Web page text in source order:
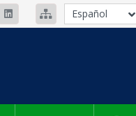
Español